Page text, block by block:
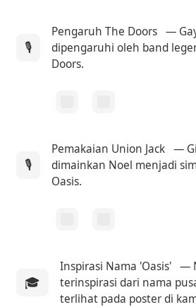
🎙
Pengaruh The Doors —
dipengaruhi oleh band
Doors.
🎙
Pemakaian Union Jack —
dimainkan Noel menjadi
Oasis.
🎓
Inspirasi Nama 'Oasis' —
terinspirasi dari nama
terlihat pada poster di